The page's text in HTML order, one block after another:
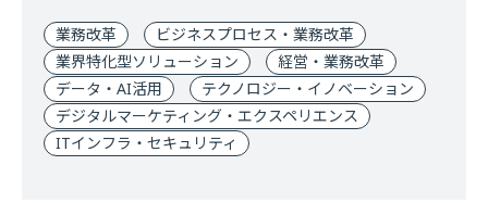
業務改革
ビジネスプロセス・業務改革
業界特化型ソリューション
経営・業務改革
データ・AI活用
テクノロジー・イノベーション
デジタルマーケティング・エクスペリエンス
ITインフラ・セキュリティ